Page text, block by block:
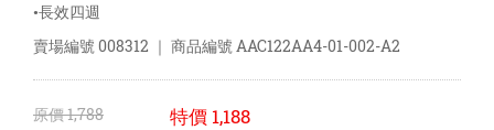
•長效四週
賣場編號008312 ｜ 商品編號AAC122AA4-01-002-A2
原價1,788 特價 1,188